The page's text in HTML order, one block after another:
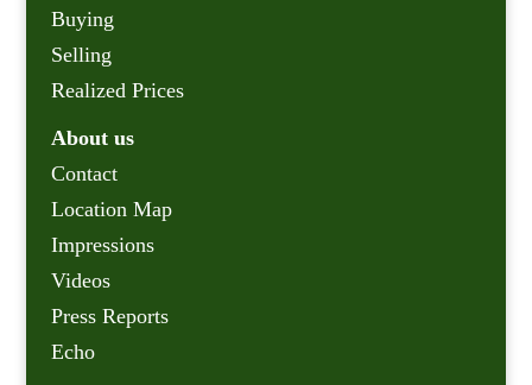
Buying
Selling
Realized Prices
About us
Contact
Location Map
Impressions
Videos
Press Reports
Echo